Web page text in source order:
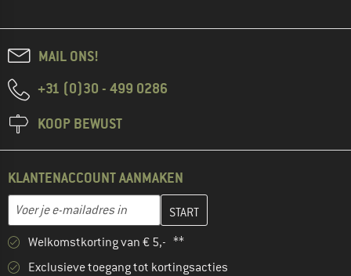
MAIL ONS!
+31 (0)30 - 499 0286
KOOP BEWUST
KLANTENACCOUNT AANMAKEN
E-mailadres
Vul je e-mailadres hier in en maak in de volgende stap je
Welkomstkorting van € 5,- **
Exclusieve toegang tot kortingsacties